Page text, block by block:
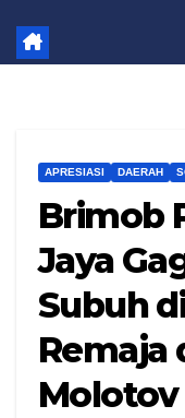
APRESIASI DAERAH
Brimob
Jaya
Subuh
Remaja